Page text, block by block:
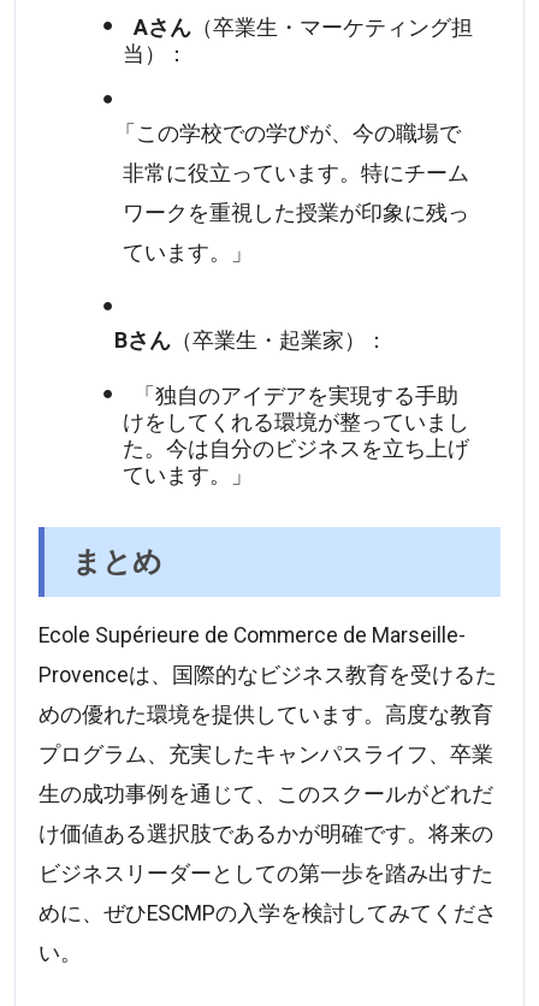
Aさん（卒業生・マーケティング担
当）：
「この学校での学びが、今の職場で
非常に役立っています。特にチーム
ワークを重視した授業が印象に残っ
ています。」
Bさん（卒業生・起業家）：
「独自のアイデアを実現する手助
けをしてくれる環境が整っていまし
た。今は自分のビジネスを立ち上げ
ています。」
まとめ
Ecole Supérieure de Commerce de Marseille-
Provenceは、国際的なビジネス教育を受けるた
めの優れた環境を提供しています。高度な教育
プログラム、充実したキャンパスライフ、卒業
生の成功事例を通じて、このスクールがどれだ
け価値ある選択肢であるかが明確です。将来の
ビジネスリーダーとしての第一歩を踏み出すた
めに、ぜひESCMPの入学を検討してみてくださ
い。